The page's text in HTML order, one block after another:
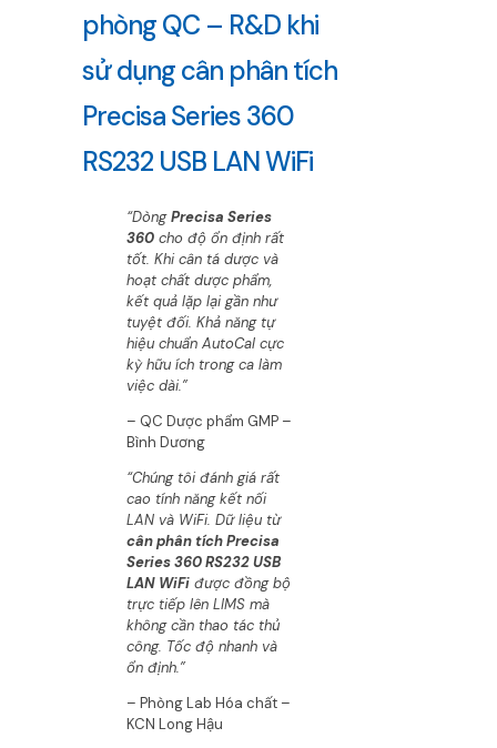
phòng QC – R&D khi
sử dụng cân phân tích
Precisa Series 360
RS232 USB LAN WiFi
“DòngPrecisa Series
360 cho độ ổn định rất
tốt. Khi cân tá dược và
hoạt chất dược phẩm,
kết quả lặp lại gần như
tuyệt đối. Khả năng tự
hiệu chuẩn AutoCal cực
kỳ hữu ích trong ca làm
việc dài.”
– QC Dược phẩm GMP –
Bình Dương
“Chúng tôi đánh giá rất
cao tính năng kết nối
LAN và WiFi. Dữ liệu từ
cân phân tích Precisa
Series 360 RS232 USB
LAN WiFi được đồng bộ
trực tiếp lên LIMS mà
không cần thao tác thủ
công. Tốc độ nhanh và
ổn định.”
– Phòng Lab Hóa chất –
KCN Long Hậu